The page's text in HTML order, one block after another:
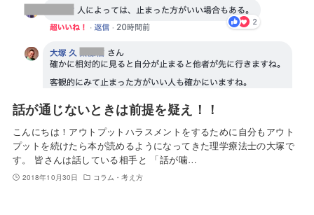
話が通じないときは前提を疑え！！
こんにちは！アウトプットハラスメントをするために自分もアウト
プットを続けたら本が読めるようになってきた理学療法士の大塚で
す。 皆さんは話している相手と 「話が噛…
2018年10月30日 コラム・考え方